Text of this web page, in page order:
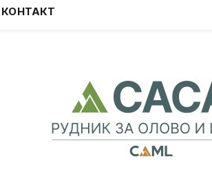
КОНТАКТ